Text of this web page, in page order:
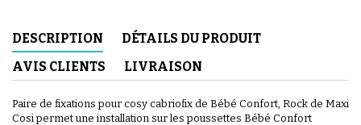
DESCRIPTION
DÉTAILS DU PRODUIT
AVIS CLIENTS
LIVRAISON
Paire de fixations pour cosy cabriofix de Bébé Confort, Rock de Maxi
Cosi permet une installation sur les poussettes Bébé Confort